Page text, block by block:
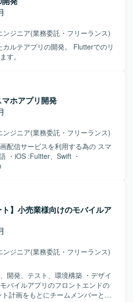
ンジニア(業務委託・フリーランス)
ルテアプリの開発。 Flutterでのリ
す。
ホアプリ開発
ンジニア(業務委託・フリーランス)
信サービスを利用する為の スマ
ト】小売業様向けのモバイルア
ンジニア(業務委託・フリーランス)
開発、テスト、環境構築 ・デザイ
バイルアプリのフロントエンドの
計画をもとにチームメンバーと連